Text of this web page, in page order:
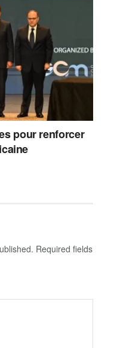
pour renforcer
Required fields